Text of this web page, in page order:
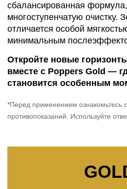
сбалансированная
многоступенчатую очистку.
отличается особой
минимальным
Откройте новые
вместе с Poppers Gold —
становится особенным
*Перед применением ознакомьтесь
противопоказаний. Используйте